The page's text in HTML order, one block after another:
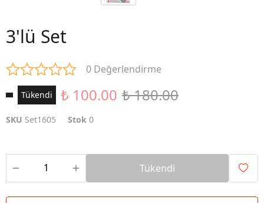
3'lü Set
0 Değerlendirme
Tükendi ₺ 100.00 ₺ 180.00
SKU Set1605 Stok 0
Tükendi